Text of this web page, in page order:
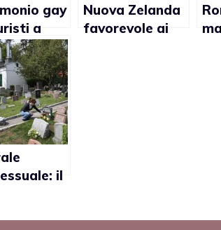
gay
a
Aires
Nuova Zelanda
favorevole ai
il